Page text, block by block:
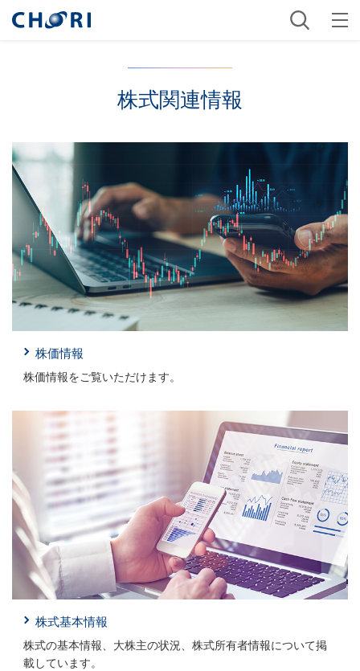
株式関連情報
株価情報
株価情報をご覧いただけます。
株式基本情報
株式の基本情報、大株主の状況、株式所有者情報について掲
載しています。